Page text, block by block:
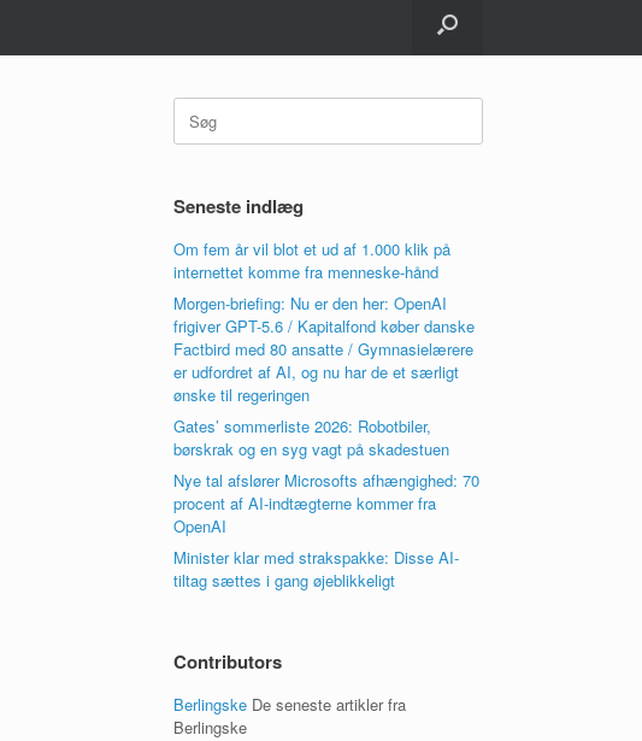
Søg
efter:
Seneste indlæg
Om fem år vil blot et ud af 1.000 klik på
internettet komme fra menneske-hånd
Morgen-briefing: Nu er den her: OpenAI
frigiver GPT-5.6 / Kapitalfond køber danske
Factbird med 80 ansatte / Gymnasielærere
er udfordret af AI, og nu har de et særligt
ønske til regeringen
Gates’ sommerliste 2026: Robotbiler,
børskrak og en syg vagt på skadestuen
Nye tal afslører Microsofts afhængighed: 70
procent af AI-indtægterne kommer fra
OpenAI
Minister klar med strakspakke: Disse AI-
tiltag sættes i gang øjeblikkeligt
Contributors
Berlingske De seneste artikler fra
Berlingske